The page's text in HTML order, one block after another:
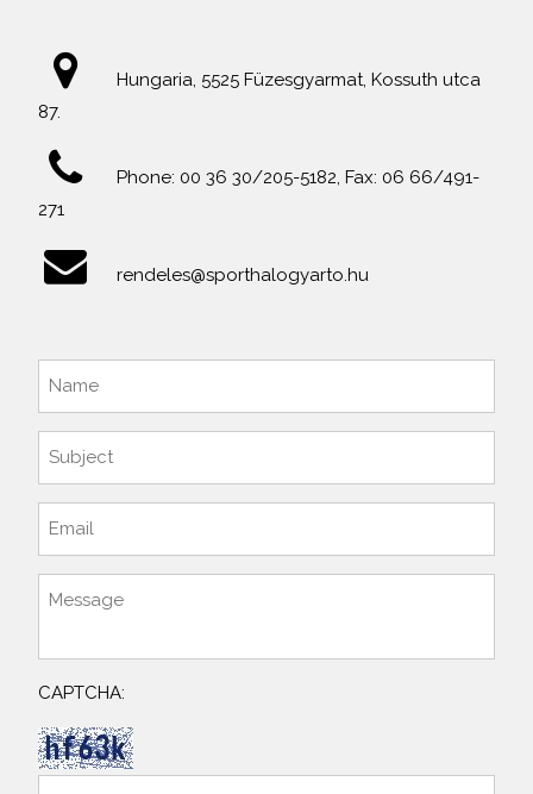
Hungaria, 5525 Füzesgyarmat, Kossuth utca
87.
Phone: 00 36 30/205-5182, Fax: 06 66/491-
271
rendeles@sporthalogyarto.hu
CAPTCHA: